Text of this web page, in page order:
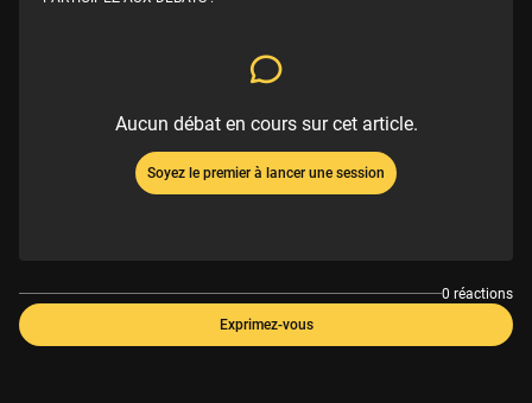
Aucun débat en cours sur cet article.
Soyez le premier à lancer une session
0 réactions
Exprimez-vous